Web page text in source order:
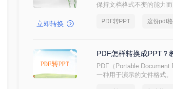
立即转换
保持文档格式不变的能力
文件如何转ppt格式呢？本
PDF转PPT
PDF怎样转换成PPT？
PDF（Portable
一种用于演示的文件格式